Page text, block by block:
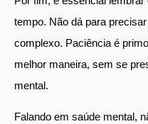
tempo. Não dá para
complexo. Paciência é
melhor maneira, sem se
mental.
Falando em saúde mental,